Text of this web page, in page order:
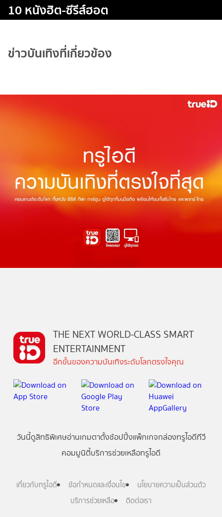
10 หนังฮิต-ซีรีส์ฮอต
ข่าวบันเทิงที่เกี่ยวข้อง
THE NEXT WORLD-CLASS SMART
ENTERTAINMENT
อีกขั้นของความบันเทิงระดับโลกตรงใจคุณ
วันนี้ดูสิทธิพิเศษอ่านเกมตาตั้งช้อปปิ้งแพ็กเกจกล่องทรูไอดีทีวี
คอมมูนิตี้บริการช่วยเหลือทรูไอดี
เกี่ยวกับทรูไอดี ข้อกำหนดและเงื่อนไข
นโยบายความเป็นส่วนตัว
บริการช่วยเหลือ
ติดต่อเรา